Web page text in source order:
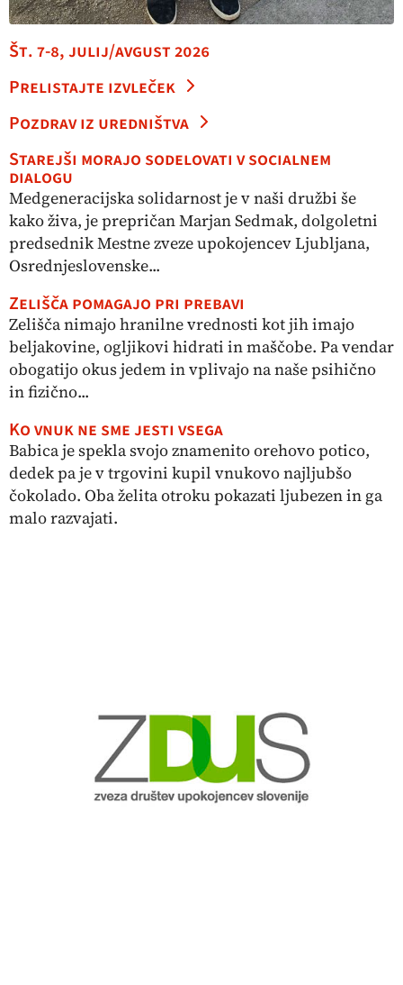
Št. 7-8, julij/avgust 2026
Prelistajte izvleček
Pozdrav iz uredništva
Starejši morajo sodelovati v socialnem
dialogu
Medgeneracijska solidarnost je v naši družbi še
kako živa, je prepričan Marjan Sedmak, dolgoletni
predsednik Mestne zveze upokojencev Ljubljana,
Osrednjeslovenske...
Zelišča pomagajo pri prebavi
Zelišča nimajo hranilne vrednosti kot jih imajo
beljakovine, ogljikovi hidrati in maščobe. Pa vendar
obogatijo okus jedem in vplivajo na naše psihično
in fizično...
Ko vnuk ne sme jesti vsega
Babica je spekla svojo znamenito orehovo potico,
dedek pa je v trgovini kupil vnukovo najljubšo
čokolado. Oba želita otroku pokazati ljubezen in ga
malo razvajati.